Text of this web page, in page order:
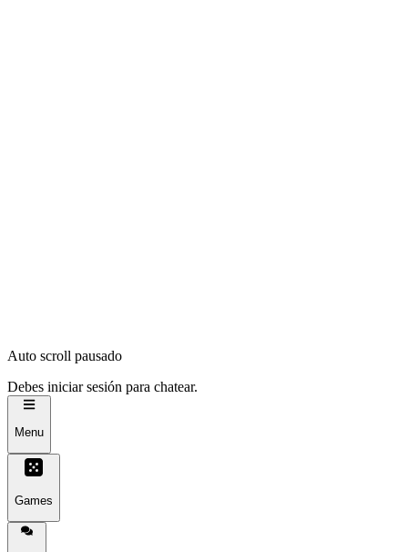
Auto scroll pausado
Debes iniciar sesión para chatear.
Menu
Games